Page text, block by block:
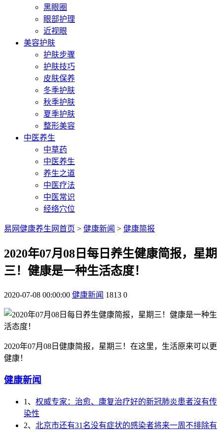
黑眼圈
眼部护理
近视眼
美容护肤
护肤步骤
护肤技巧
皮肤保养
冬季护肤
秋季护肤
夏季护肤
整形美容
中医养生
中草药
中医养生
养生之道
中医疗法
中医常识
经络穴位
易网健康养生网首页 > 健康新闻 > 健康简报
2020年07月08日每日养生健康简报，星期
三！健康是一种生活态度！
2020-07-08 00:00:00 健康新闻 1813 0
2020年07月08日健康简报，星期三！在这里，生活原来可以更
健康！
健康新闻
1、 权威专家：治愈、康复治疗好的新冠肺炎患者沒有传
染性
2、 北京市还有31名没有症状的感染者将来一周不排除有